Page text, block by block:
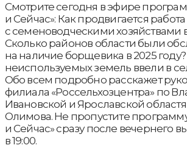
Смотрите сегодня в эфире
и Сейчас»: Как продвигается работа
с семеноводческими хозяйствами
Сколько районов области были
на наличие борщевика в 2025
неиспользуемых земель ввели в
Обо всем подробно расскажет
филиала «Россельхозцентра» по
Ивановской и Ярославской
Олимова. Не пропустите
и Сейчас» сразу после вечернего
в 19:00.